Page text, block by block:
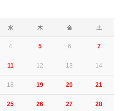
水 木 金 土
4 5 6 7
11 12 13 14
18 19 20 21
25 26 27 28